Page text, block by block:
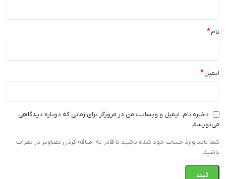
نام*
ایمیل*
ذخیره نام، ایمیل و وبسایت من در مرورگر برای زمانی که دوباره دیدگاهی
می‌نویسم.
شما باید وارد حساب خود شده باشید تا قادر به اضافه کردن تصاویر در نظرات
باشید.